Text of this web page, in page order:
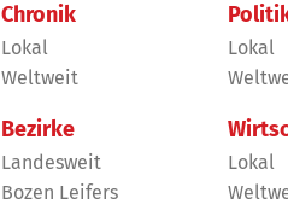
Chronik
Lokal
Weltweit
Bezirke
Landesweit
Bozen Leifers
Lokal
Lokal